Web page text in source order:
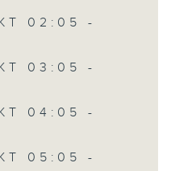
02:05 -
03:05 -
04:05 -
05:05 -